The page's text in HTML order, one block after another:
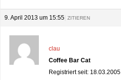
9. April 2013 um 15:55 ZITIEREN
clau
Coffee Bar Cat
Registriert seit: 18.03.2005